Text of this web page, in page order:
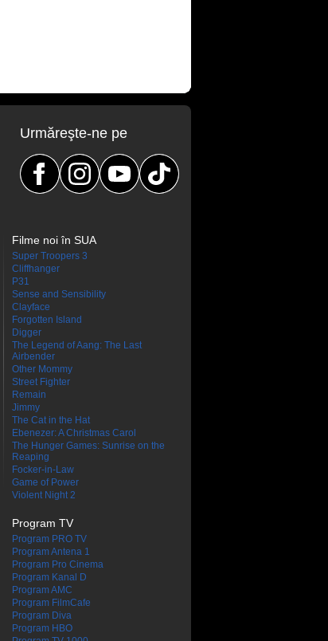
Urmăreşte-ne pe
Filme noi în SUA
Super Troopers 3
Cliffhanger
P31
Sense and Sensibility
Clayface
Forgotten Island
Digger
The Legend of Aang: The Last
Airbender
Other Mommy
Street Fighter
Remain
Jimmy
The Cat in the Hat
Ebenezer: A Christmas Carol
The Hunger Games: Sunrise on the
Reaping
Focker-in-Law
Game of Power
Violent Night 2
Program TV
Program PRO TV
Program Antena 1
Program Pro Cinema
Program Kanal D
Program AMC
Program FilmCafe
Program Diva
Program HBO